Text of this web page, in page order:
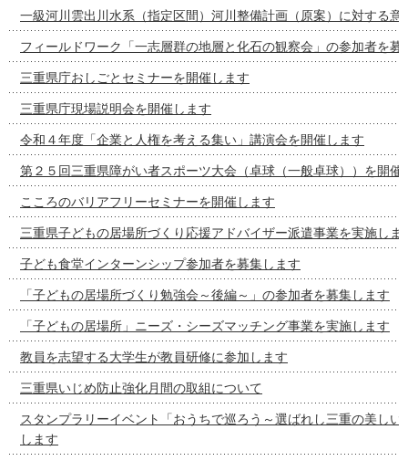
一級河川雲出川水系（指定区間）河川整備計画（原案）に対する意
フィールドワーク「一志層群の地層と化石の観察会」の参加者を募
三重県庁おしごとセミナーを開催します
三重県庁現場説明会を開催します
令和４年度「企業と人権を考える集い」講演会を開催します
第２５回三重県障がい者スポーツ大会（卓球（一般卓球））を開催
こころのバリアフリーセミナーを開催します
三重県子どもの居場所づくり応援アドバイザー派遣事業を実施しま
子ども食堂インターンシップ参加者を募集します
「子どもの居場所づくり勉強会～後編～」の参加者を募集します
「子どもの居場所」ニーズ・シーズマッチング事業を実施します
教員を志望する大学生が教員研修に参加します
三重県いじめ防止強化月間の取組について
スタンプラリーイベント「おうちで巡ろう～選ばれし三重の美しい
します